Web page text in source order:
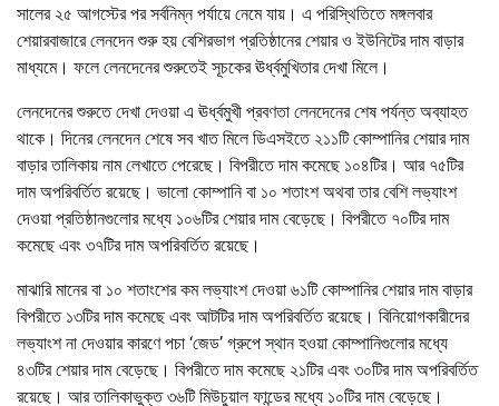
সালের ২৫ আগস্টের পর সর্বনিম্ন পর্যায়ে নেমে যায়। এ পরিস্থিতিতে মঙ্গলবার
শেয়ারবাজারে লেনদেন শুরু হয় বেশিরভাগ প্রতিষ্ঠানের শেয়ার ও ইউনিটের দাম বাড়ার
মাধ্যমে। ফলে লেনদেনের শুরুতেই সূচকের ঊর্ধ্বমুখিতার দেখা মিলে।
লেনদেনের শুরুতে দেখা দেওয়া এ ঊর্ধ্বমুখী প্রবণতা লেনদেনের শেষ পর্যন্ত অব্যাহত
থাকে। দিনের লেনদেন শেষে সব খাত মিলে ডিএসইতে ২১১টি কোম্পানির শেয়ার দাম
বাড়ার তালিকায় নাম লেখাতে পেরেছে। বিপরীতে দাম কমেছে ১০৪টির। আর ৭৫টির
দাম অপরিবর্তিত রয়েছে। ভালো কোম্পানি বা ১০ শতাংশ অথবা তার বেশি লভ্যাংশ
দেওয়া প্রতিষ্ঠানগুলোর মধ্যে ১০৬টির শেয়ার দাম বেড়েছে। বিপরীতে ৭০টির দাম
কমেছে এবং ৩৭টির দাম অপরিবর্তিত রয়েছে।
মাঝারি মানের বা ১০ শতাংশের কম লভ্যাংশ দেওয়া ৬১টি কোম্পানির শেয়ার দাম বাড়ার
বিপরীতে ১৩টির দাম কমেছে এবং আটটির দাম অপরিবর্তিত রয়েছে। বিনিয়োগকারীদের
লভ্যাংশ না দেওয়ার কারণে পচা ‘জেড’ গ্রুপে স্থান হওয়া কোম্পানিগুলোর মধ্যে
৪৩টির শেয়ার দাম বেড়েছে। বিপরীতে দাম কমেছে ২১টির এবং ৩০টির দাম অপরিবর্তিত
রয়েছে। আর তালিকাভুক্ত ৩৬টি মিউচুয়াল ফান্ডের মধ্যে ১০টির দাম বেড়েছে।